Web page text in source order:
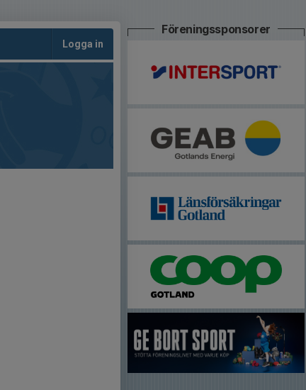
Logga in
Föreningssponsorer